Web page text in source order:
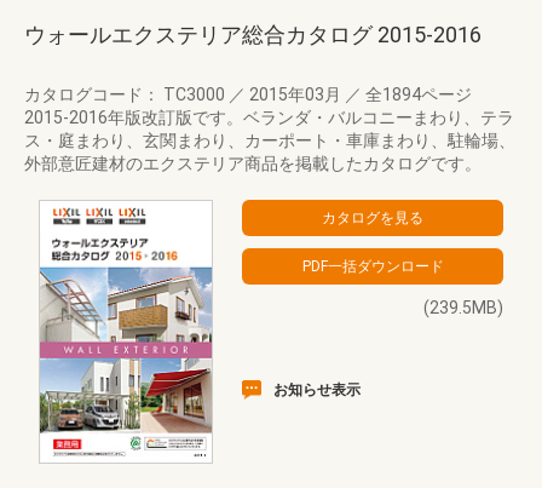
ウォールエクステリア総合カタログ 2015‐2016
カタログコード： TC3000 ／ 2015年03月 ／ 全1894ページ
2015-2016年版改訂版です。ベランダ・バルコニーまわり、テラ
ス・庭まわり、玄関まわり、カーポート・車庫まわり、駐輪場、
外部意匠建材のエクステリア商品を掲載したカタログです。
(239.5MB)
お知らせ表示